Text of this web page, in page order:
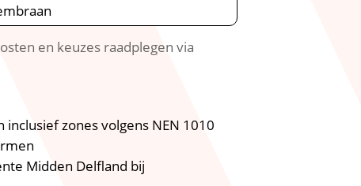
en keuzes raadplegen via
zones volgens NEN 1010
Midden Delfland bij